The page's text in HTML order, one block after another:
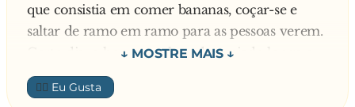
que consistia em comer bananas, coçar-se e
saltar de ramo em ramo para as pessoas verem.
Certo dia, o homem saltou demasiado longe e
caiu na jaula ao lado, a dos leões. Mal o homem
cai, os leões começam a rosnar e a aproximar-se
👍🏼